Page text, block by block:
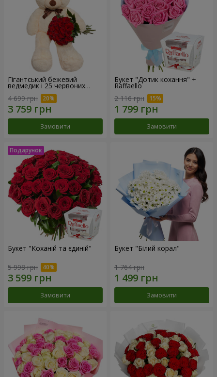
Гігантський бежевий
ведмедик і 25 червоних
троянд
4 699 грн
Замовити
Букет "Дотик кохання" +
Raffaello
2 116 грн
Замовити
Букет "Коханій та єдиній"
5 998 грн
Замовити
Букет "Білий корал"
1 764 грн
Замовити